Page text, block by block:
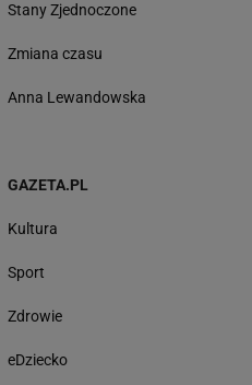
Stany Zjednoczone
Zmiana czasu
Anna Lewandowska
GAZETA.PL
Kultura
Sport
Zdrowie
eDziecko